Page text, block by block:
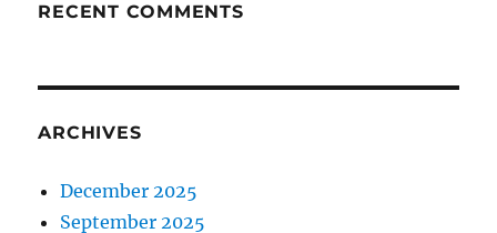
RECENT COMMENTS
ARCHIVES
December 2025
September 2025